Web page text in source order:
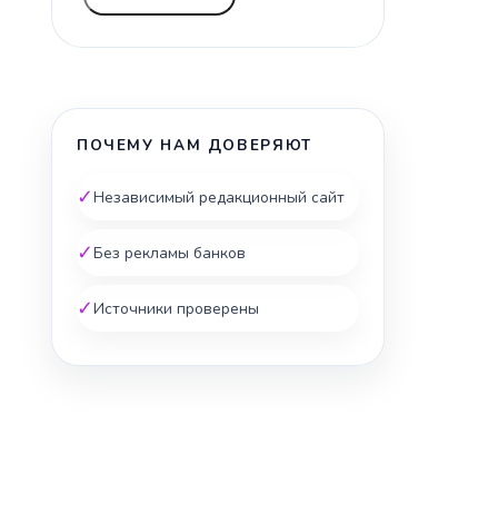
ПОЧЕМУ НАМ ДОВЕРЯЮТ
✓Независимый редакционный сайт
✓Без рекламы банков
✓Источники проверены